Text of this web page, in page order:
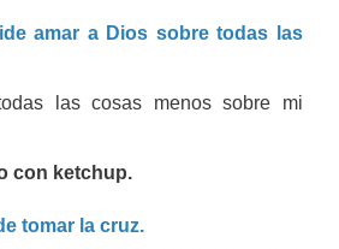
amar a Dios sobre todas las
las cosas menos sobre mi
con ketchup.
tomar la cruz.